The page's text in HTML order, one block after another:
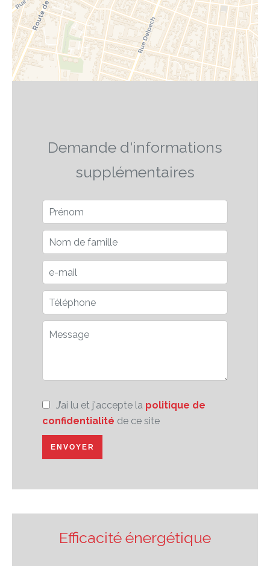
Demande d'informations
supplémentaires
J’ai lu et j'accepte la politique de
confidentialité de ce site
ENVOYER
Efficacité énergétique